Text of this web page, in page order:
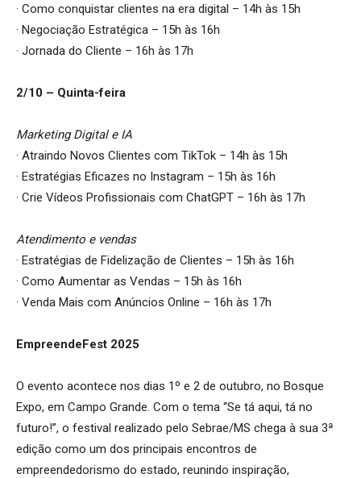
· Como conquistar clientes na era digital – 14h às 15h
· Negociação Estratégica – 15h às 16h
· Jornada do Cliente – 16h às 17h
2/10 – Quinta-feira
Marketing Digital e IA
· Atraindo Novos Clientes com TikTok – 14h às 15h
· Estratégias Eficazes no Instagram – 15h às 16h
· Crie Vídeos Profissionais com ChatGPT – 16h às 17h
Atendimento e vendas
· Estratégias de Fidelização de Clientes – 15h às 16h
· Como Aumentar as Vendas – 15h às 16h
· Venda Mais com Anúncios Online – 16h às 17h
EmpreendeFest 2025
O evento acontece nos dias 1º e 2 de outubro, no Bosque
Expo, em Campo Grande. Com o tema “Se tá aqui, tá no
futuro!”, o festival realizado pelo Sebrae/MS chega à sua 3ª
edição como um dos principais encontros de
empreendedorismo do estado, reunindo inspiração,